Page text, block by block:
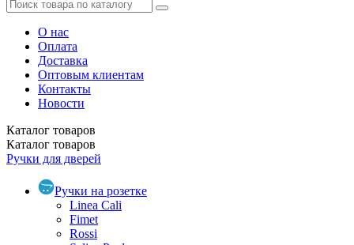
О нас
Оплата
Доставка
Оптовым клиентам
Контакты
Новости
Каталог товаров
Каталог товаров
Ручки для дверей
Ручки на розетке
Linea Cali
Fimet
Rossi